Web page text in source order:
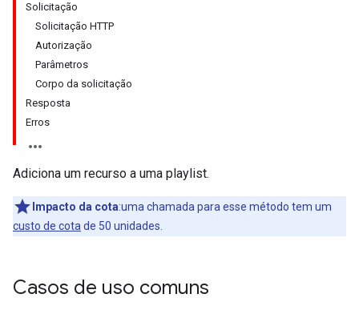
Solicitação
Solicitação HTTP
Autorização
Parâmetros
Corpo da solicitação
Resposta
Erros
Adiciona um recurso a uma playlist.
Impacto da cota:uma chamada para esse método tem um
custo de cota de 50 unidades.
Casos de uso comuns